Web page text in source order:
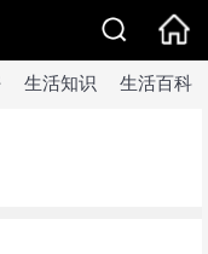
生活知识 生活百科